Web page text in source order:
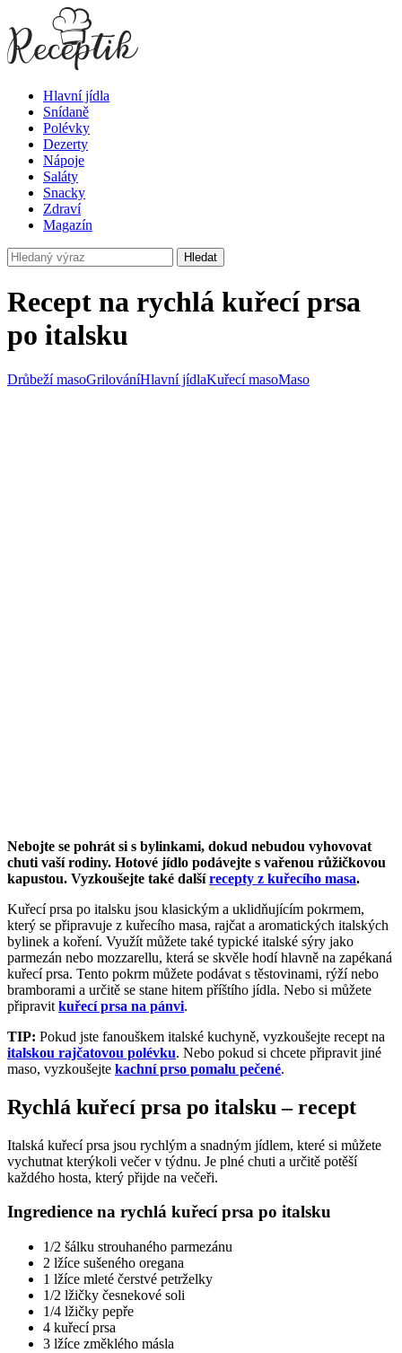
Hlavní jídla
Snídaně
Polévky
Dezerty
Nápoje
Saláty
Snacky
Zdraví
Magazín
Hledat
Recept na rychlá kuřecí prsa
po italsku
Drůbeží masoGrilováníHlavní jídlaKuřecí masoMaso
Nebojte se pohrát si s bylinkami, dokud nebudou vyhovovat
chuti vaší rodiny. Hotové jídlo podávejte s vařenou růžičkovou
kapustou. Vyzkoušejte také dalšírecepty z kuřecího masa.
Kuřecí prsa po italsku jsou klasickým a uklidňujícím pokrmem,
který se připravuje z kuřecího masa, rajčat a aromatických italských
bylinek a koření. Využít můžete také typické italské sýry jako
parmezán nebo mozzarellu, která se skvěle hodí hlavně na zapékaná
kuřecí prsa. Tento pokrm můžete podávat s těstovinami, rýží nebo
bramborami a určitě se stane hitem příštího jídla. Nebo si můžete
připravit kuřecí prsa na pánvi.
TIP: Pokud jste fanouškem italské kuchyně, vyzkoušejte recept na
italskou rajčatovou polévku. Nebo pokud si chcete připravit jiné
maso, vyzkoušejte kachní prso pomalu pečené.
Rychlá kuřecí prsa po italsku – recept
Italská kuřecí prsa jsou rychlým a snadným jídlem, které si můžete
vychutnat kterýkoli večer v týdnu. Je plné chuti a určitě potěší
každého hosta, který přijde na večeři.
Ingredience na rychlá kuřecí prsa po italsku
1/2 šálku strouhaného parmezánu
2 lžíce sušeného oregana
1 lžíce mleté čerstvé petrželky
1/2 lžičky česnekové soli
1/4 lžičky pepře
4 kuřecí prsa
3 lžíce změklého másla